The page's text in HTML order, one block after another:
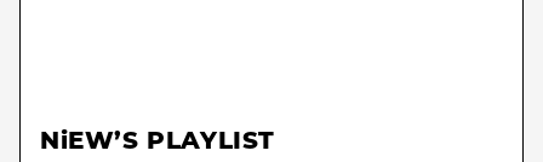
NiEW’S PLAYLIST